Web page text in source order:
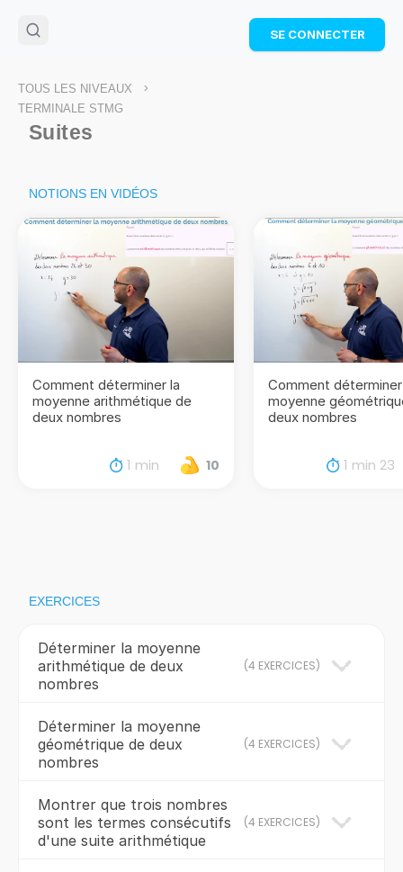
🌴Cahier de vacances offert
: révise les maths cet
Télécharge ton PDF gratuit et progresse avec des
SE CONNECTER
TOUS LES NIVEAUX >
TERMINALE STMG
Suites
NOTIONS EN VIDÉOS
Comment déterminer la
moyenne arithmétique de
deux nombres
1 min 10
Comment
moyenne
deux nombres
1 min 23
EXERCICES
Déterminer la moyenne
arithmétique de deux
nombres
(4 EXERCICES)
Déterminer la moyenne
géométrique de deux
nombres
(4 EXERCICES)
Montrer que trois nombres
sont les termes consécutifs
d'une suite arithmétique
(4 EXERCICES)